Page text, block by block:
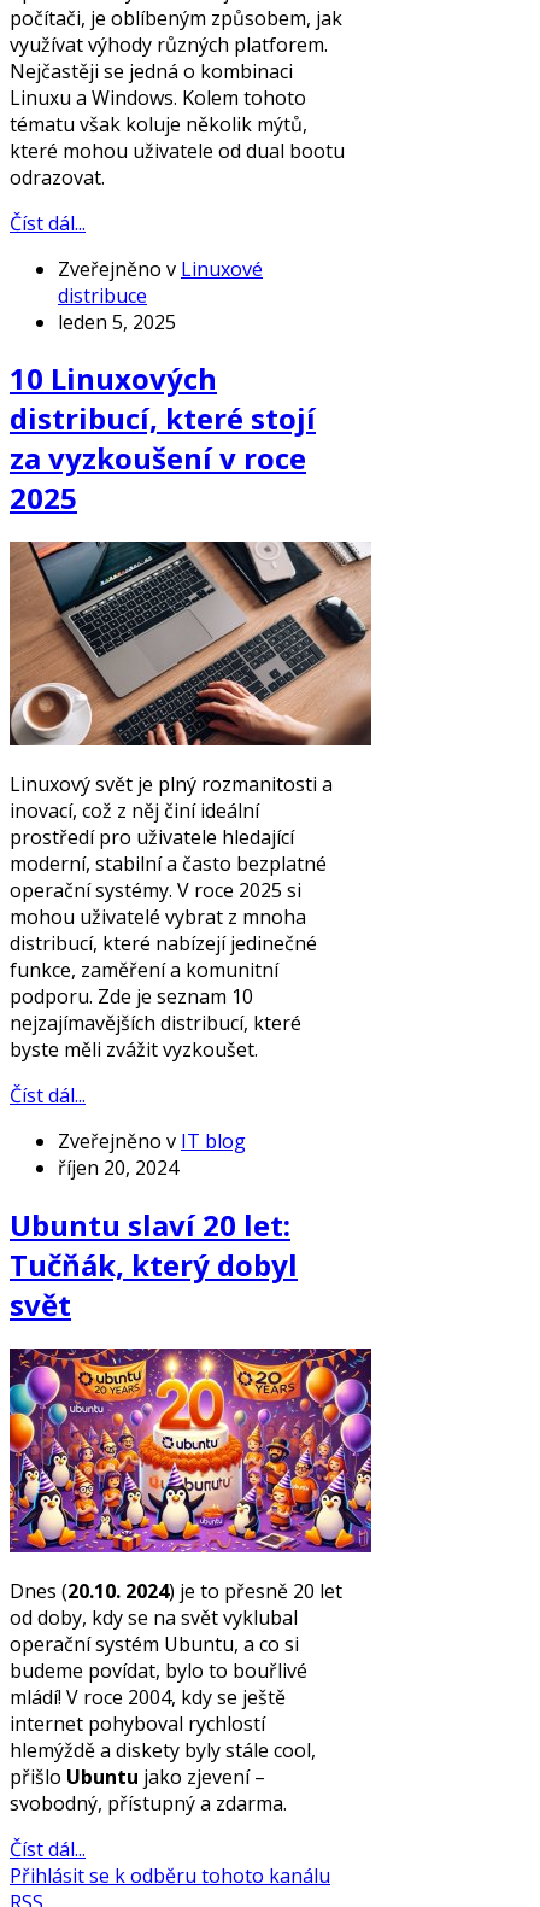
počítači, je oblíbeným způsobem, jak
využívat výhody různých platforem.
Nejčastěji se jedná o kombinaci
Linuxu a Windows. Kolem tohoto
tématu však koluje několik mýtů,
které mohou uživatele od dual bootu
odrazovat.
Číst dál...
Zveřejněno v Linuxové
distribuce
leden 5, 2025
10 Linuxových
distribucí, které stojí
za vyzkoušení v roce
2025
Linuxový svět je plný rozmanitosti a
inovací, což z něj činí ideální
prostředí pro uživatele hledající
moderní, stabilní a často bezplatné
operační systémy. V roce 2025 si
mohou uživatelé vybrat z mnoha
distribucí, které nabízejí jedinečné
funkce, zaměření a komunitní
podporu. Zde je seznam 10
nejzajímavějších distribucí, které
byste měli zvážit vyzkoušet.
Číst dál...
Zveřejněno v IT blog
říjen 20, 2024
Ubuntu slaví 20 let:
Tučňák, který dobyl
svět
Dnes (20.10. 2024) je to přesně 20 let
od doby, kdy se na svět vyklubal
operační systém Ubuntu, a co si
budeme povídat, bylo to bouřlivé
mládí! V roce 2004, kdy se ještě
internet pohyboval rychlostí
hlemýždě a diskety byly stále cool,
přišlo Ubuntu jako zjevení –
svobodný, přístupný a zdarma.
Číst dál...
Přihlásit se k odběru tohoto kanálu